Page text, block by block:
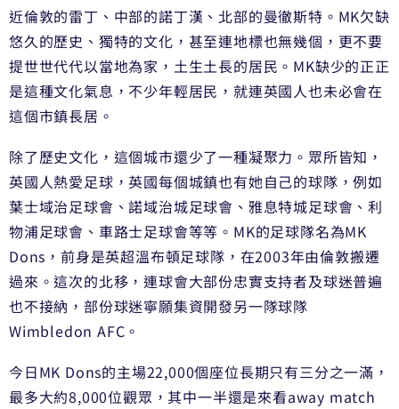
近倫敦的雷丁、中部的諾丁漢、北部的曼徹斯特。MK欠缺
悠久的歷史、獨特的文化，甚至連地標也無幾個，更不要
提世世代代以當地為家，土生土長的居民。MK缺少的正正
是這種文化氣息，不少年輕居民，就連英國人也未必會在
這個市鎮長居。
除了歷史文化，這個城市還少了一種凝聚力。眾所皆知，
英國人熱愛足球，英國每個城鎮也有她自己的球隊，例如
葉士域治足球會、諾域治城足球會、雅息特城足球會、利
物浦足球會、車路士足球會等等。MK的足球隊名為MK
Dons，前身是英超溫布頓足球隊，在2003年由倫敦搬遷
過來。這次的北移，連球會大部份忠實支持者及球迷普遍
也不接納，部份球迷寧願集資開發另一隊球隊
Wimbledon AFC。
今日MK Dons的主場22,000個座位長期只有三分之一滿，
最多大約8,000位觀眾，其中一半還是來看away match